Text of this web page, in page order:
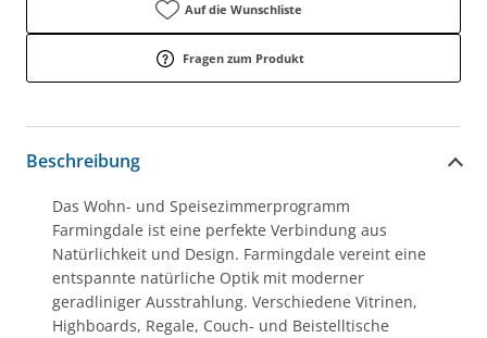
Auf die Wunschliste
Fragen zum Produkt
Beschreibung
Das Wohn- und Speisezimmerprogramm
Farmingdale ist eine perfekte Verbindung aus
Natürlichkeit und Design. Farmingdale vereint eine
entspannte natürliche Optik mit moderner
geradliniger Ausstrahlung. Verschiedene Vitrinen,
Highboards, Regale, Couch- und Beistelltische